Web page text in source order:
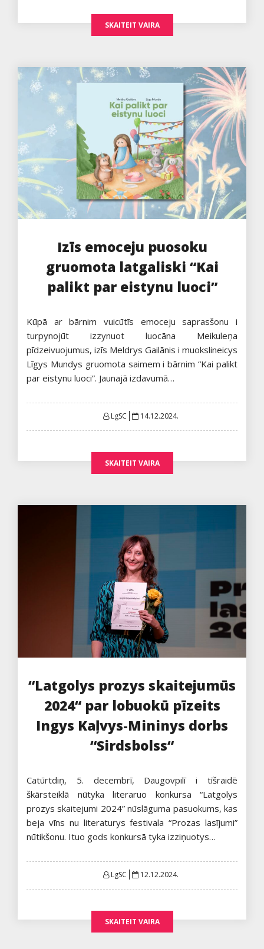
SKAITEIT VAIRA
Izīs emoceju puosoku
gruomota latgaliski “Kai
palikt par eistynu luoci”
Kūpā ar bārnim vuicūtīs emoceju saprasšonu i
turpynojūt izzynuot luocāna Meikuleņa
pīdzeivuojumus, izīs Meldrys Gailānis i muokslineicys
Līgys Mundys gruomota saimem i bārnim “Kai palikt
par eistynu luoci”. Jaunajā izdavumā…
LgSC
Posted
14.12.2024.
SKAITEIT VAIRA
“Latgolys prozys skaitejumūs
2024“ par lobuokū pīzeits
Ingys Kaļvys-Mininys dorbs
“Sirdsbolss“
Catūrtdiņ, 5. decembrī, Daugovpilī i tīšraidē
škārsteiklā nūtyka literaruo konkursa “Latgolys
prozys skaitejumi 2024” nūslāguma pasuokums, kas
beja vīns nu literaturys festivala “Prozas lasījumi”
nūtikšonu. Ituo gods konkursā tyka izziņuotys…
LgSC
Posted
12.12.2024.
SKAITEIT VAIRA